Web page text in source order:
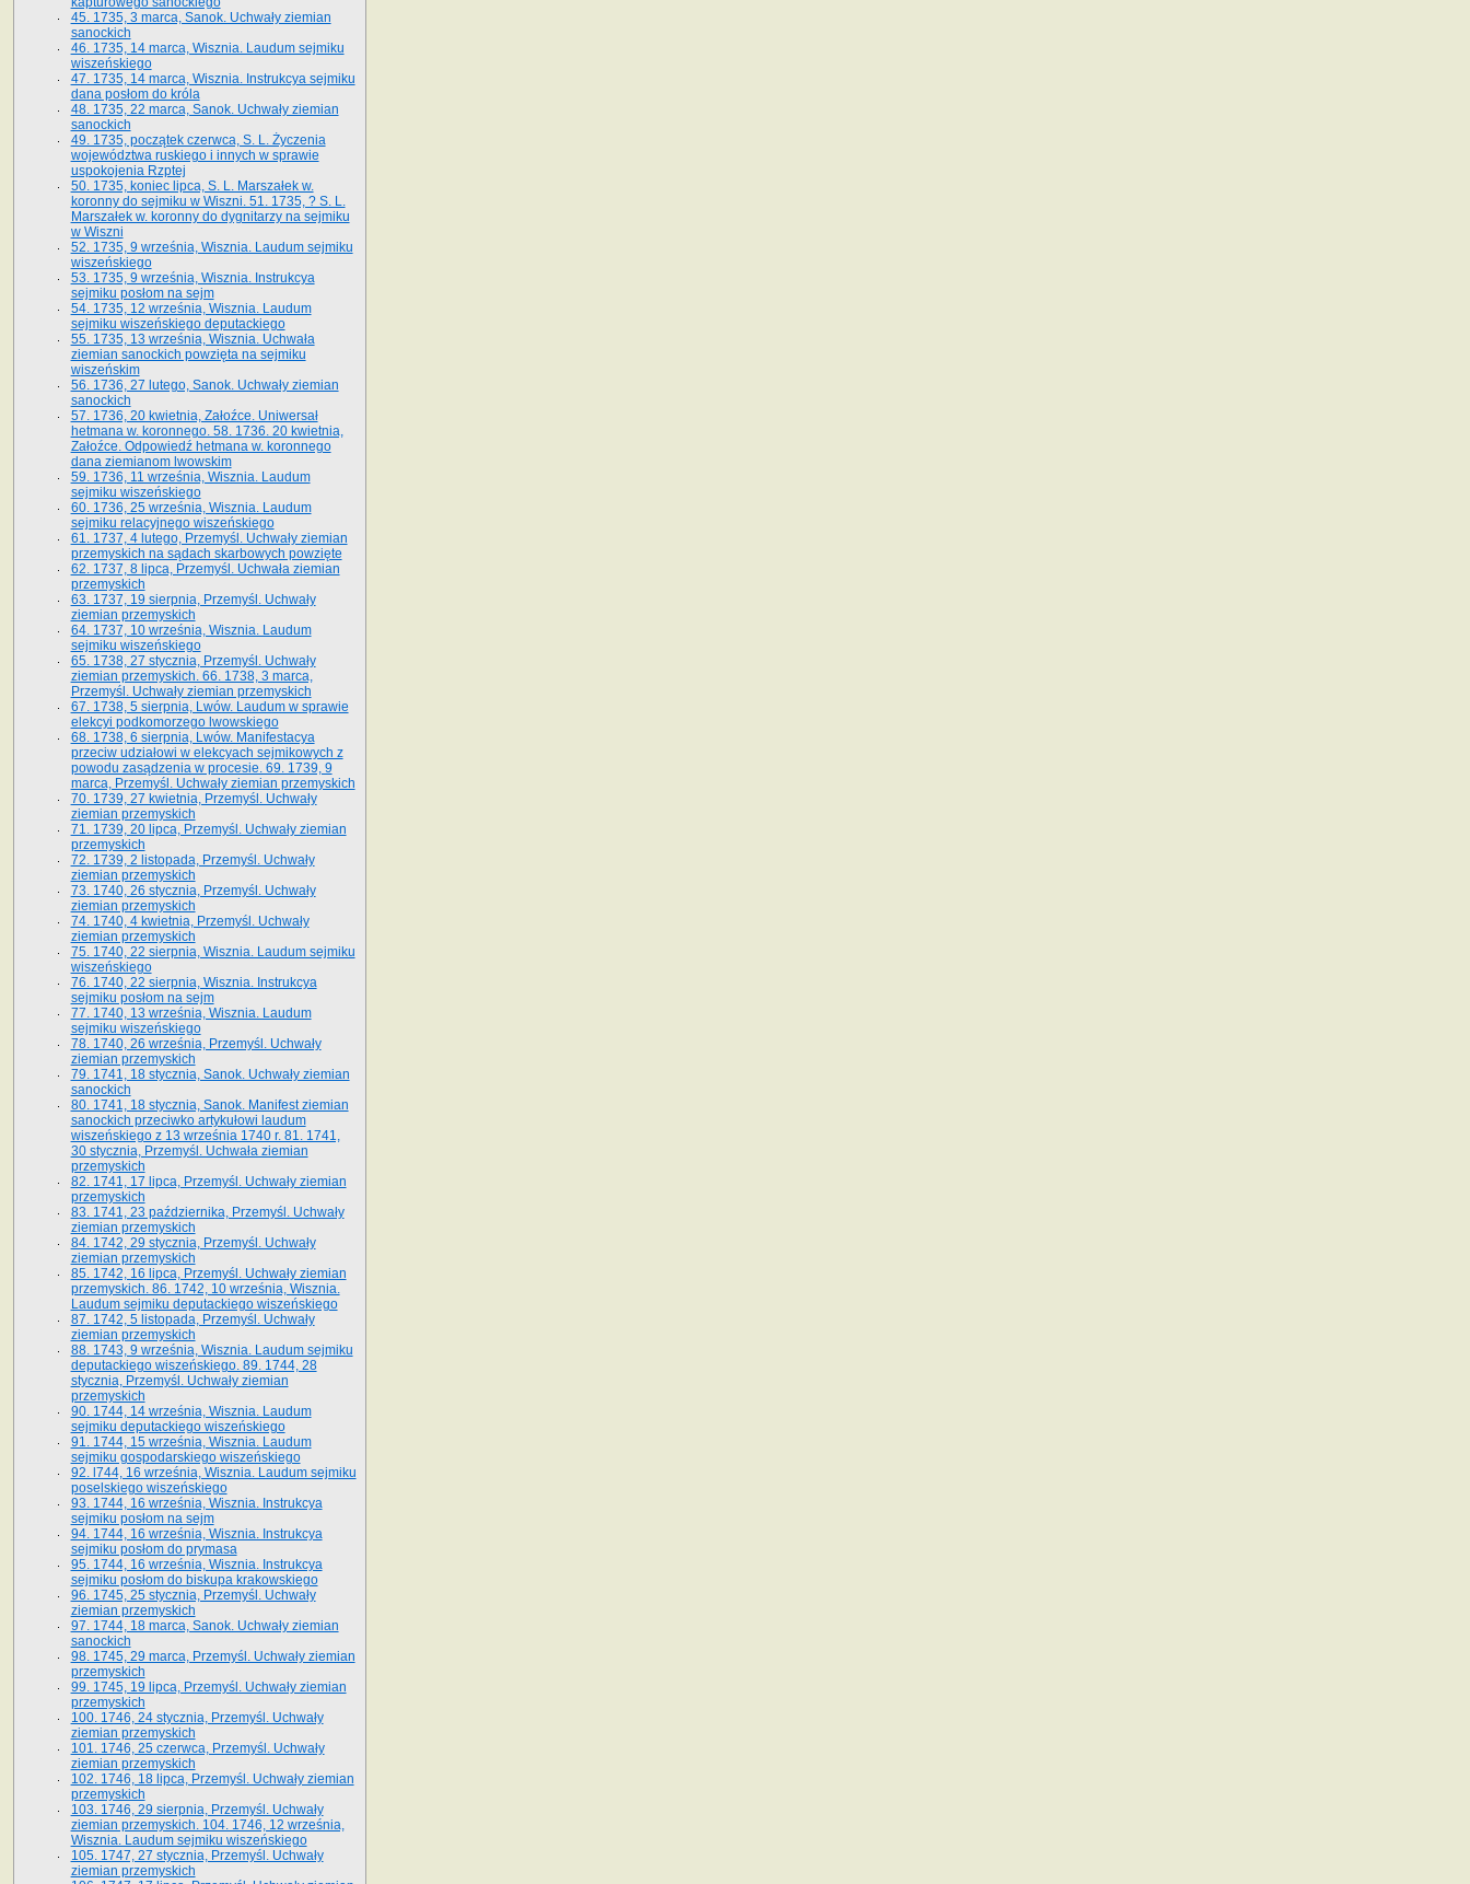
45. 1735, 3 marca, Sanok. Uchwały ziemian
sanockich
46. 1735, 14 marca, Wisznia. Laudum sejmiku
wiszeńskiego
47. 1735, 14 marca, Wisznia. Instrukcya sejmiku
dana posłom do króla
48. 1735, 22 marca, Sanok. Uchwały ziemian
sanockich
49. 1735, początek czerwca, S. L. Życzenia
województwa ruskiego i innych w sprawie
uspokojenia Rzptej
50. 1735, koniec lipca, S. L. Marszałek w.
koronny do sejmiku w Wiszni. 51. 1735, ? S. L.
Marszałek w. koronny do dygnitarzy na sejmiku
w Wiszni
52. 1735, 9 września, Wisznia. Laudum sejmiku
wiszeńskiego
53. 1735, 9 września, Wisznia. Instrukcya
sejmiku posłom na sejm
54. 1735, 12 września, Wisznia. Laudum
sejmiku wiszeńskiego deputackiego
55. 1735, 13 września, Wisznia. Uchwała
ziemian sanockich powzięta na sejmiku
wiszeńskim
56. 1736, 27 lutego, Sanok. Uchwały ziemian
sanockich
57. 1736, 20 kwietnia, Załoźce. Uniwersał
hetmana w. koronnego. 58. 1736. 20 kwietnia,
Załoźce. Odpowiedź hetmana w. koronnego
dana ziemianom lwowskim
59. 1736, 11 września, Wisznia. Laudum
sejmiku wiszeńskiego
60. 1736, 25 września, Wisznia. Laudum
sejmiku relacyjnego wiszeńskiego
61. 1737, 4 lutego, Przemyśl. Uchwały ziemian
przemyskich na sądach skarbowych powzięte
62. 1737, 8 lipca, Przemyśl. Uchwała ziemian
przemyskich
63. 1737, 19 sierpnia, Przemyśl. Uchwały
ziemian przemyskich
64. 1737, 10 września, Wisznia. Laudum
sejmiku wiszeńskiego
65. 1738, 27 stycznia, Przemyśl. Uchwały
ziemian przemyskich­­. 66. 1738, 3 marca,
Przemyśl. Uchwały ziemian przemyskich­
67. 1738, 5 sierpnia, Lwów. Laudum w sprawie
elekcyi podkomorzego lwowskiego
68. 1738, 6 sierpnia, Lwów. Manifestacya
przeciw udziałowi w elekcyach sejmikowych z
powodu zasądzenia w procesie. 69. 1739, 9
marca, Przemyśl. Uchwały ziemian przemyskich
70. 1739, 27 kwietnia, Przemyśl. Uchwały
ziemian przemyskich
71. 1739, 20 lipca, Przemyśl. Uchwały ziemian
przemyskich
72. 1739, 2 listopada, Przemyśl. Uchwały
ziemian przemyskich
73. 1740, 26 stycznia, Przemyśl. Uchwały
ziemian przemyskich
74. 1740, 4 kwietnia, Przemyśl. Uchwały
ziemian przemyskich
75. 1740, 22 sierpnia, Wisznia. Laudum sejmiku
wiszeńskiego
76. 1740, 22 sierpnia, Wisznia. Instrukcya
sejmiku posłom na sejm
77. 1740, 13 września, Wisznia. Laudum
sejmiku wiszeńskiego
78. 1740, 26 września, Przemyśl. Uchwały
ziemian przemyskich
79. 1741, 18 stycznia, Sanok. Uchwały ziemian
sanockich
80. 1741, 18 stycznia, Sanok. Manifest ziemian
sanockich przeciwko artykułowi laudum
wiszeńskiego z 13 wrze­śnia 1740 r. 81. 1741,
30 stycznia, Przemyśl. Uchwała ziemian
przemyskich
82. 1741, 17 lipca, Przemyśl. Uchwały ziemian
przemyskich
83. 1741, 23 października, Przemyśl. Uchwały
ziemian przemyskich
84. 1742, 29 stycznia, Przemyśl. Uchwały
ziemian przemyskich
85. 1742, 16 lipca, Przemyśl. Uchwały ziemian
przemyskich. 86. 1742, 10 września, Wisznia.
Laudum sejmiku deputackiego wiszeńskiego
87. 1742, 5 listopada, Przemyśl. Uchwały
ziemian przemyskich
88. 1743, 9 września, Wisznia. Laudum sejmiku
deputackiego wiszeńskiego. 89. 1744, 28
stycznia, Przemyśl. Uchwały ziemian
przemyskich
90. 1744, 14 września, Wisznia. Laudum
sejmiku deputackiego wiszeńskiego
91. 1744, 15 września, Wisznia. Laudum
sejmiku gospodarskiego wiszeńskiego
92. l744, 16 września, Wisznia. Laudum sejmiku
poselskiego wiszeńskiego
93. 1744, 16 września, Wisznia. Instrukcya
sejmiku posłom na sejm
94. 1744, 16 września, Wisznia. Instrukcya
sejmiku posłom do prymasa
95. 1744, 16 września, Wisznia. Instrukcya
sejmiku posłom do biskupa krakowskiego
96. 1745, 25 stycznia, Przemyśl. Uchwały
ziemian przemyskich
97. 1744, 18 marca, Sanok. Uchwały ziemian
sanockich
98. 1745, 29 marca, Przemyśl. Uchwały ziemian
przemyskich
99. 1745, 19 lipca, Przemyśl. Uchwały ziemian
przemyskich
100. 1746, 24 stycznia, Przemyśl. Uchwały
ziemian przemyskich
101. 1746, 25 czerwca, Przemyśl. Uchwały
ziemian przemyskich
102. 1746, 18 lipca, Przemyśl. Uchwały ziemian
przemyskich
103. 1746, 29 sierpnia, Przemyśl. Uchwały
ziemian przemyskich. 104. 1746, 12 września,
Wisznia. Laudum sejmiku wiszeńskiego
105. 1747, 27 stycznia, Przemyśl. Uchwały
ziemian przemyskich